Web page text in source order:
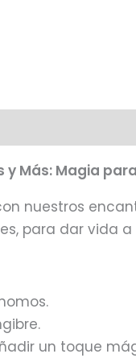
y Más: Magia
nuestros
para dar vida
un toque